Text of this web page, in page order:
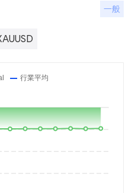
一般